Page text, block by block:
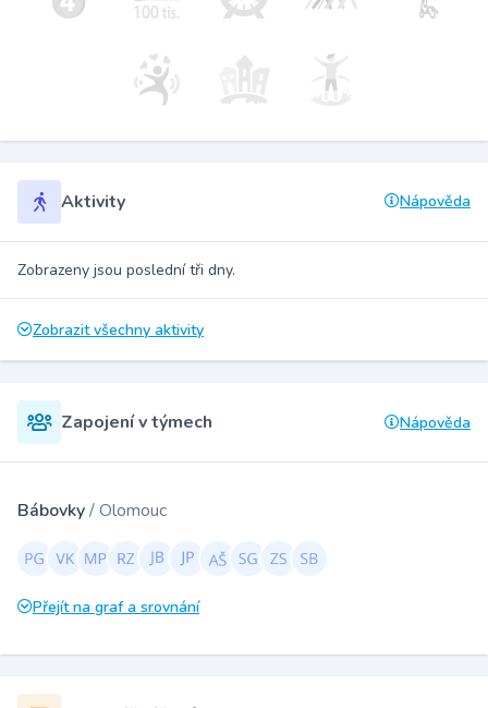
Aktivity Nápověda
Zobrazeny jsou poslední tři dny.
Zobrazit všechny aktivity
Zapojení v týmech Nápověda
Bábovky/ Olomouc
Přejít na graf a srovnání